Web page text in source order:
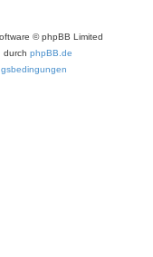
© phpBB Limited
durch phpBB.de